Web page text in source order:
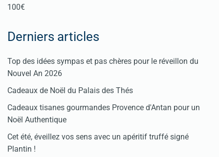
100€
Derniers articles
Top des idées sympas et pas chères pour le réveillon du
Nouvel An 2026
Cadeaux de Noël du Palais des Thés
Cadeaux tisanes gourmandes Provence d'Antan pour un
Noël Authentique
Cet été, éveillez vos sens avec un apéritif truffé signé
Plantin !